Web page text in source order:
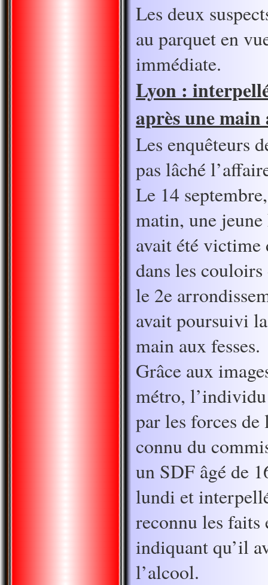
Les deux
au parquet en
immédiate.
Lyon :
après une main
Les enquêteurs
pas lâché
Le 14
matin, une jeune
avait été victime
dans les
le 2e
avait poursuivi
main aux fesses.
Grâce aux
métro,
par les forces
connu du
un SDF âgé de
lundi et
reconnu les
indiquant qu’il
l’alcool.